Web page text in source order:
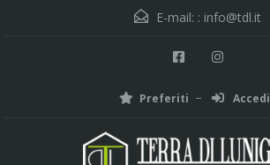
E-mail: : info@tdl.it
Preferiti Accedi